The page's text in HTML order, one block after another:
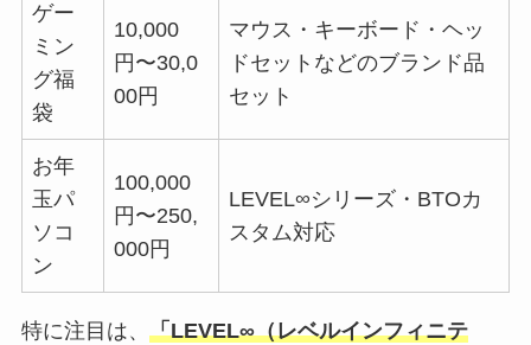
ゲー
ミン
グ福
袋
10,000
円〜30,0
00円
マウス・キーボード・ヘッ
ドセットなどのブランド品
セット
お年
玉パ
ソコ
ン
100,000
円〜250,
000円
LEVEL∞シリーズ・BTOカ
スタム対応
特に注目は、 「LEVEL∞（レベルインフィニテ